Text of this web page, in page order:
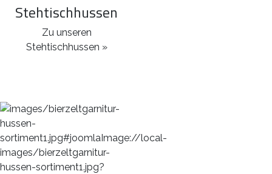
Stehtischhussen
Zu unseren
Stehtischhussen »